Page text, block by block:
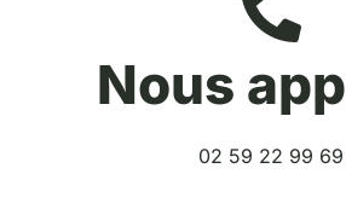
Nous
02 59 22 99 69